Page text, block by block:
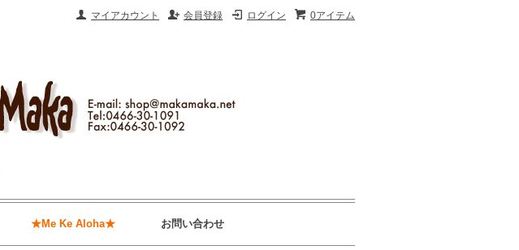
0アイテム
ログイン
会員登録
マイアカウント
★Me Ke Aloha★ お問い合わせ